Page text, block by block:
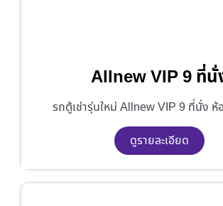
Allnew VIP 9 ที่นั่
รถตู้เช่ารุ่นใหม่ Allnew VIP 9 ที่นั่ง ห้
ดูรายละเอียด